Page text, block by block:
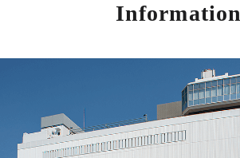
Information